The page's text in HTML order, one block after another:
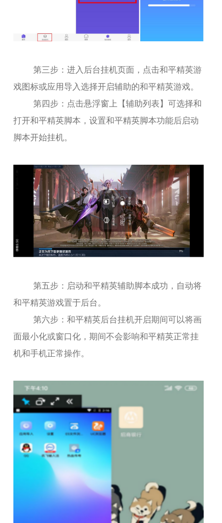
第三步：进入后台挂机页面，点击和平精英游
戏图标或应用导入选择开启辅助的和平精英游戏。
第四步：点击悬浮窗上【辅助列表】可选择和
打开和平精英脚本，设置和平精英脚本功能后启动
脚本开始挂机。
第五步：启动和平精英辅助脚本成功，自动将
和平精英游戏置于后台。
第六步：和平精英后台挂机开启期间可以将画
面最小化或窗口化，期间不会影响和平精英正常挂
机和手机正常操作。